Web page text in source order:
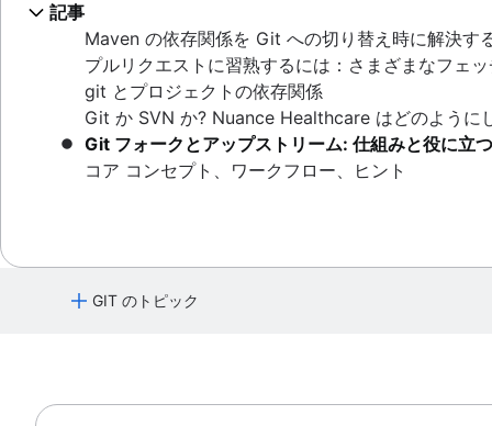
git rm
git reflog
競合をマージする
複数の戦略をマージする
Gitflow ワークフロー
フォーク型ワークフロー
同期
共有
移行
Git と Perforce で作業: 統合ワークフロー
履歴とともに Git リポジトリを移動する方法
リセット、チェックアウト、取り消し
高度な Git ログ
Git フック
Ref と Reflog
Git サブモジュール
Git subtree
Git prune
Git bash
記事
Maven の依存関係を Git への切り替え時に解決す
プルリクエストに習熟するには：さまざまなフェ
git とプロジェクトの依存関係
Git か SVN か? Nuance Healthcare はどのように
Git フォークとアップストリーム: 仕組みと役に立
コア コンセプト、ワークフロー、ヒント
GIT のトピック